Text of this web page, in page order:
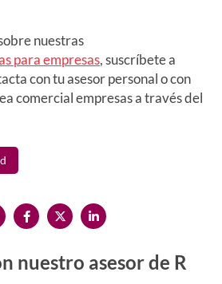
nuestras
para empresas, suscríbete a
con tu asesor personal o con
comercial empresas a través del
nuestro asesor de R